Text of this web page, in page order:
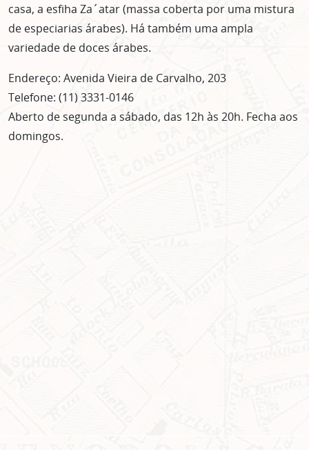
casa, a esfiha Za´atar (massa coberta por uma mistura
de especiarias árabes). Há também uma ampla
variedade de doces árabes.
Endereço: Avenida Vieira de Carvalho, 203
Telefone: (11) 3331-0146
Aberto de segunda a sábado, das 12h às 20h. Fecha aos
domingos.